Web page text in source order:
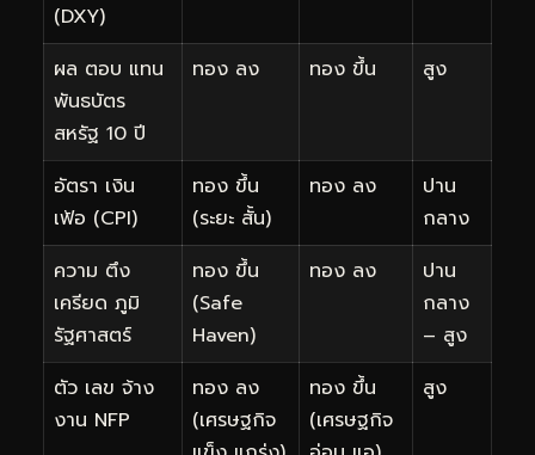
(DXY)
ผล ตอบ แทน
พันธบัตร
สหรัฐ 10 ปี
ทอง ลง ทอง ขึ้น สูง
อัตรา เงิน
เฟ้อ (CPI)
ทอง ขึ้น
(ระยะ สั้น)
ทอง ลง
ปาน
กลาง
ความ ตึง
เครียด ภูมิ
รัฐศาสตร์
ทอง ขึ้น
(Safe
Haven)
ทอง ลง
ปาน
กลาง
– สูง
ตัว เลข จ้าง
งาน NFP
ทอง ลง
(เศรษฐกิจ
ทอง ขึ้น
(เศรษฐกิจ
สูง